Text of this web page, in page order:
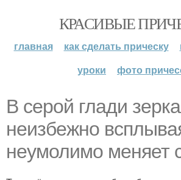
КРАСИВЫЕ
главная как сделать прическу
уроки
фото
В серой глади
неизбежно
неумолимо меняет